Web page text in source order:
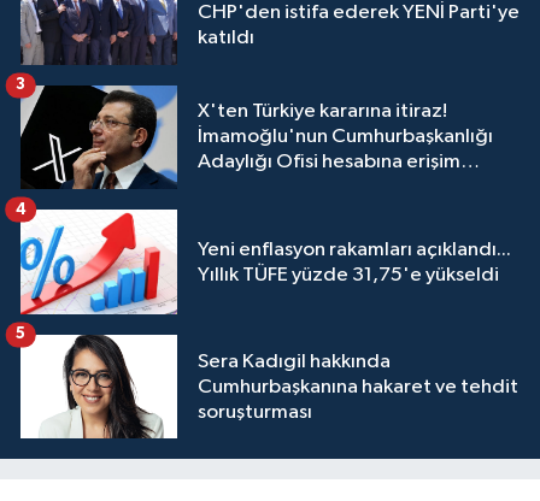
CHP'den istifa ederek YENİ Parti'ye
katıldı
X'ten Türkiye kararına itiraz!
İmamoğlu'nun Cumhurbaşkanlığı
Adaylığı Ofisi hesabına erişim
3
Yeni enflasyon rakamları açıklandı...
Yıllık TÜFE yüzde 31,75'e yükseldi
4
Sera Kadıgil hakkında
Cumhurbaşkanına hakaret ve tehdit
soruşturması
5